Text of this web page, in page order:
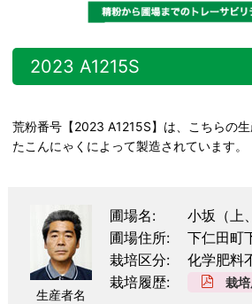
2023 A1215S
荒粉番号【2023 A1215S】は、こちらの
たこんにゃくによって製造されています。
生産者名
圃場名
小坂（上
圃場住所
下仁田町
栽培区分
化学肥料
栽培履歴
栽